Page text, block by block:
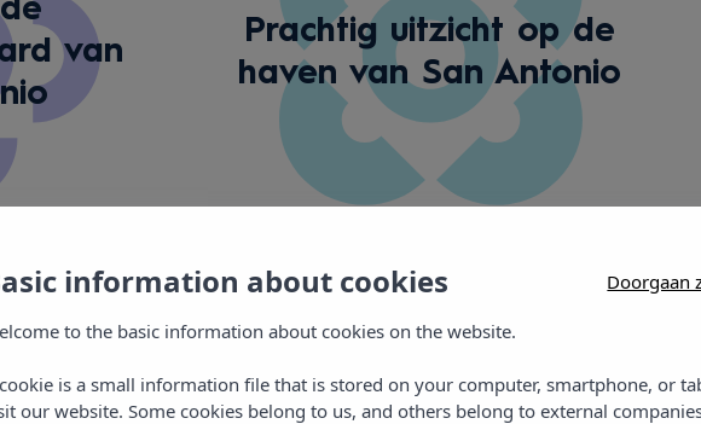
van
Prachtig uitzicht op de
haven van San Antonio
Galerij
information about cookies Doorgaan
to the basic information about cookies on the website.
is a small information file that is stored on your computer, smartphone, or
our website. Some cookies belong to us, and others belong to external